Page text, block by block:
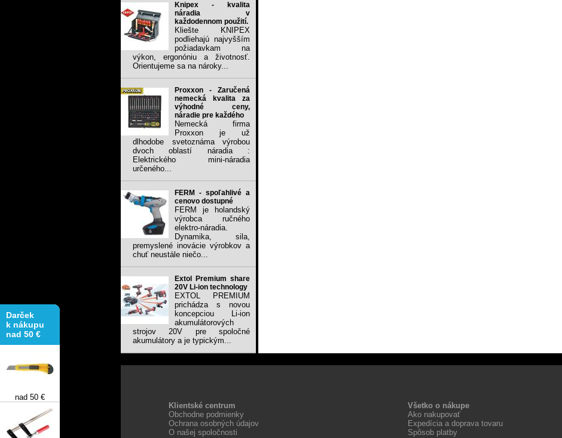
Darček
k nákupu
nad 50 €
Knipex - kvalita
náradia v
každodennom použití.
Kliešte KNIPEX
podliehajú najvyšším
požiadavkam na
výkon, ergonóniu a životnosť.
Orientujeme sa na nároky...
Proxxon - Zaručená
nemecká kvalita za
výhodné ceny,
náradie pre každého
Nemecká firma
Proxxon je už
dlhodobe svetoznáma výrobou
dvoch oblastí náradia :
Elektrického mini-náradia
určeného...
FERM - spoľahlivé a
cenovo dostupné
FERM je holandský
výrobca ručného
elektro-náradia.
Dynamika, sila,
premyslené inovácie výrobkov a
chuť neustále niečo...
Extol Premium share
20V Li-ion technology
EXTOL PREMIUM
prichádza s novou
koncepciou Li-ion
akumulátorových
strojov 20V pre spoločné
akumulátory a je typickým...
Klientské centrum
Obchodne podmienky
Ochrana osobných údajov
O našej spoločnosti
Všetko o nákupe
Ako nakupovať
Expedícia a doprava tovaru
Spôsob platby